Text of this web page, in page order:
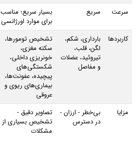
سرعت سریع
بسیار سریع؛ مناسب
برای موارد اورژانسی
کاربردها
بارداری، شکم،
لگن، قلب،
تیروئید، عضلات
و مفاصل
تشخیص تومورها،
سکته مغزی،
خونریزی داخلی،
شکستگی‌های
پیچیده، عفونت‌ها،
بیماری‌های ریوی و
عروقی
مزایا
بی‌خطر - ارزان -
در دسترس
تصاویر دقیق -
تشخیص بسیاری از
مشکلات